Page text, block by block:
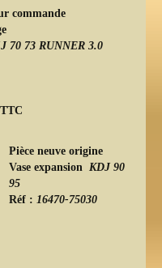
commande
70 73 RUNNER 3.0
Pièce neuve origine
Vase expansion KDJ 90
95
Réf : 16470-75030